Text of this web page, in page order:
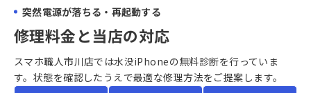
突然電源が落ちる・再起動する
修理料金と当店の対応
スマホ職人市川店では水没iPhoneの無料診断を行っていま
す。状態を確認したうえで最適な修理方法をご提案します。